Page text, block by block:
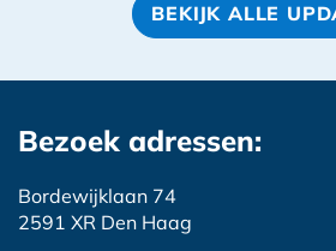
BEKIJK ALLE
Bezoek adressen:
Bordewijklaan 74
2591 XR Den Haag